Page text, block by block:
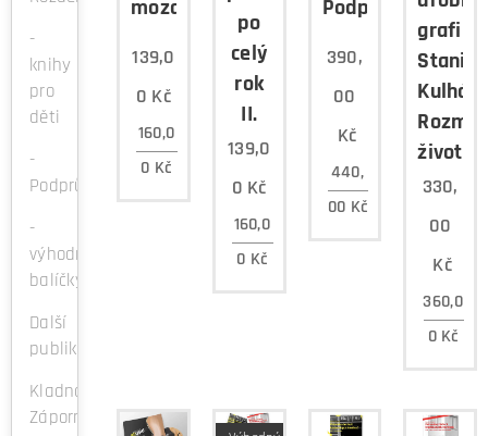
-
knihy
pro
děti
-
Podprůhon
-
výhodné
balíčky
Další
publikace
Kladno
Záporno
mozaika
139,0
0 Kč
160,0
0 Kč
po
celý
rok
II.
139,0
0 Kč
160,0
0 Kč
Podprůhonu
390,
00
Kč
440,
00 Kč
grafiky
života
330,
00
Kč
360,0
0Kč